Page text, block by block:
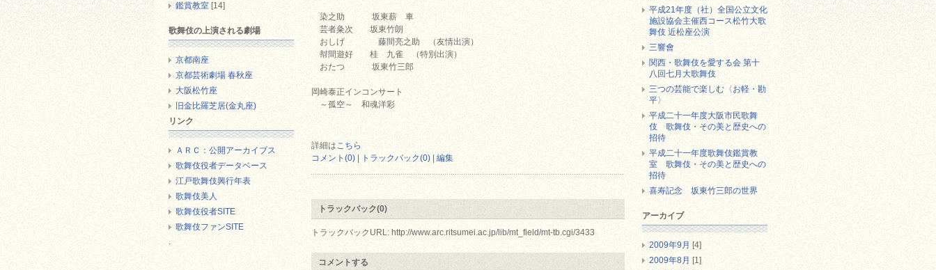
染之助 坂東薪 車
芸者粂次 坂東竹朗
おしげ 藤間亮之助 （友情出演）
幇間遊好 桂 九雀 （特別出演）
おたつ 坂東竹三郎
岡崎泰正インコンサート
～孤空～ 和魂洋彩
詳細はこちら
コメント(0)
トラックバック(0) 編集
トラックバック(0)
トラックバックURL: http://www.arc.ritsumei.ac.jp/lib/mt_field/mt-tb.cgi/3433
コメントする
鑑賞教室 [14]
歌舞伎の上演される劇場
京都南座
京都芸術劇場 春秋座
大阪松竹座
旧金比羅芝居(金丸座)
リンク
ＡＲＣ：公開アーカイブス
歌舞伎役者データベース
江戸歌舞伎興行年表
歌舞伎美人
歌舞伎役者SITE
歌舞伎ファンSITE
.
平成21年度（社）全国公立文化
施設協会主催西コース松竹大歌
舞伎 近松座公演
三響會
関西・歌舞伎を愛する会 第十
八回七月大歌舞伎
三つの芸能で楽しむ〈お軽・勘
平〉
平成二十一年度大阪市民歌舞
伎 歌舞伎・その美と歴史への
招待
平成二十一年度歌舞伎鑑賞教
室 歌舞伎・その美と歴史への
招待
喜寿記念 坂東竹三郎の世界
アーカイブ
2009年9月 [4]
2009年8月 [1]